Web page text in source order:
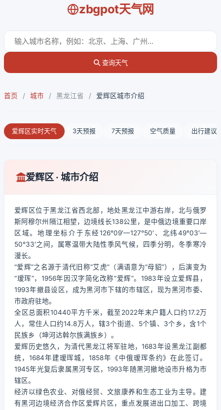
zbgpot天气网
查询天气
首页 / 城市 / 黑龙江省 / 爱辉区城市介绍
爱辉区实时天气 3天预报 7天预报 空气质量 出行建议
爱辉区 · 城市介绍
爱辉区位于黑龙江省西北部，地处黑龙江中游右岸，北与俄罗
斯阿穆尔州隔江相望，边境线长138公里，是中俄边境重要口岸
区域。地理坐标介于东经126°09′—127°50′、北纬49°03′—
50°33′之间，属寒温带大陆性季风气候，四季分明，冬季寒冷
漫长。
“爱辉”之名源于清代旧称“艾虎”（满语意为“母貂”），后演变为
“瑷珲”，1956年因汉字简化改称“爱辉”。1983年设立爱辉县，
1993年撤县设区，成为黑河市下辖的市辖区，现为黑河市委、
市政府驻地。
全区总面积10440平方千米，截至2022年末户籍人口约17.2万
人，常住人口约14.8万人，辖3个街道、5个镇、3个乡，含1个
民族乡（坤河达斡尔族满族乡）。
爱辉历史悠久，为清代黑龙江将军驻地，1683年设黑龙江副都
统，1684年建瑷珲城，1858年《中俄瑷珲条约》在此签订。
1945年光复后隶属黑河专区，1993年随黑河撤地设市升格为市
辖区。
经济以绿色农业、对俄经贸、文旅康养和生态工业为主导。建
有黑河边境经济合作区爱辉片区，重点发展进出口加工、跨境